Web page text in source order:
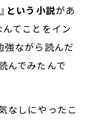
という小説があ
んてことをイン
強ながら読んだ
んでみたんで
なしにやったこ